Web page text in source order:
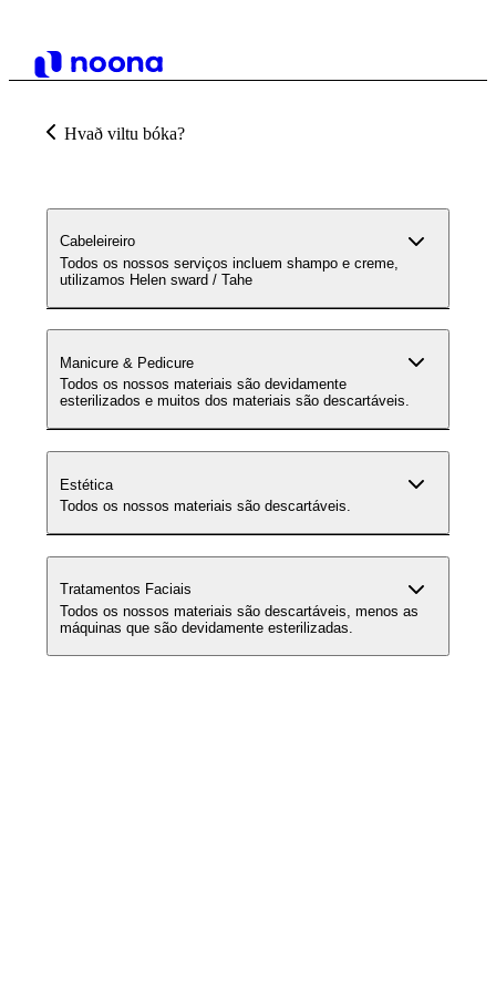
Hvað viltu bóka?
Cabeleireiro
Todos os nossos serviços incluem shampo e creme,
utilizamos Helen sward / Tahe
Manicure & Pedicure
Todos os nossos materiais são devidamente
esterilizados e muitos dos materiais são descartáveis.
Estética
Todos os nossos materiais são descartáveis.
Tratamentos Faciais
Todos os nossos materiais são descartáveis, menos as
máquinas que são devidamente esterilizadas.